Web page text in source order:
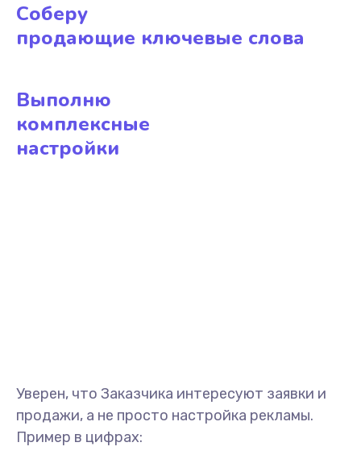
Соберу
продающие ключевые слова
Выполню
комплексные
настройки
Уверен, что Заказчика интересуют заявки и
продажи, а не просто настройка рекламы.
Пример в цифрах: